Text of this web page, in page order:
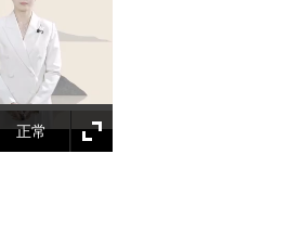
正常